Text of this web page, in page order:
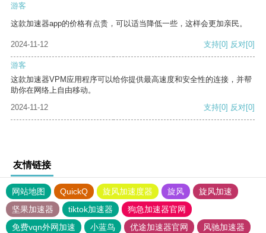
游客
这款加速器app的价格有点贵，可以适当降低一些，这样会更加亲民。
2024-11-12 支持[0] 反对[0]
游客
这款加速器VPM应用程序可以给你提供最高速度和安全性的连接，并帮
助你在网络上自由移动。
2024-11-12
支持[0] 反对[0]
友情链接
网站地图 QuickQ 旋风加速度器 旋风
旋风加速
坚果加速器
tiktok加速器
狗急加速器官网
免费vqn外网加速
小蓝鸟 优途加速器官网 风驰加速器